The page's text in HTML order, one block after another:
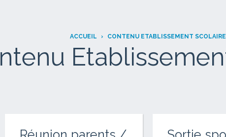
ACCUEIL › CONTENU ETABLISSEMENT SCOLAIRE